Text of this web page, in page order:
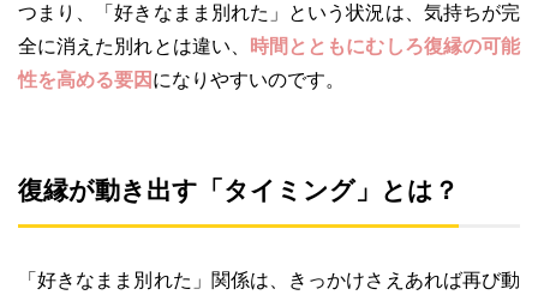
つまり、「好きなまま別れた」という状況は、気持ちが完
全に消えた別れとは違い、
時間とともにむしろ復縁の可能
性を高める要因 になりやすいのです。
復縁が動き出す「タイミング」とは？
「好きなまま別れた」関係は、きっかけさえあれば再び動